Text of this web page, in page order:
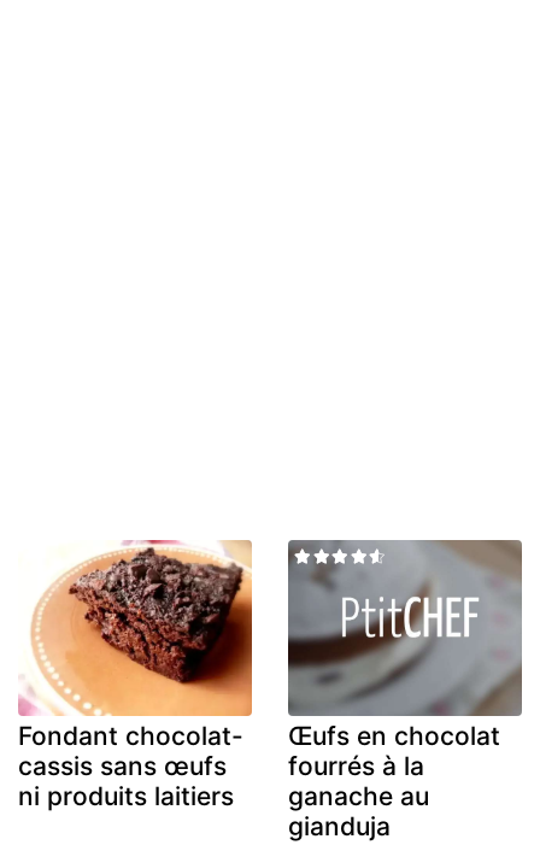
Fondant chocolat-
cassis sans œufs
ni produits laitiers
Œufs en chocolat
fourrés à la
ganache au
gianduja